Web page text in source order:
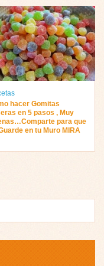
hacer Gomitas
en 5 pasos , Muy
para que
en tu Muro MIRA